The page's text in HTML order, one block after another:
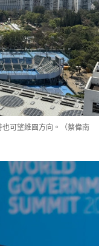
可望維園方向。（蔡偉南